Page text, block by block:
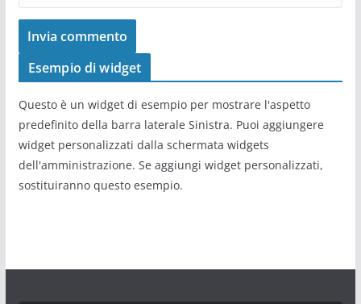
Esempio di widget
Questo è un widget di esempio per mostrare l'aspetto
predefinito della barra laterale Sinistra. Puoi aggiungere
widget personalizzati dalla schermata widgets
dell'amministrazione. Se aggiungi widget personalizzati,
sostituiranno questo esempio.